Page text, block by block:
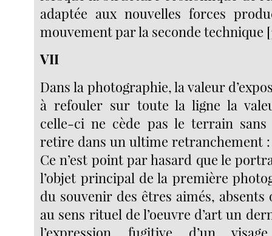
adaptée aux nouvelles forces
mouvement par la seconde technique
VII
Dans la photographie, la valeur
à refouler sur toute la ligne la
celle-ci ne cède pas le terrain sans
retire dans un ultime retranchement :
Ce n’est point par hasard que le
l’objet principal de la première
du souvenir des êtres aimés,
au sens rituel de l’oeuvre d’art un